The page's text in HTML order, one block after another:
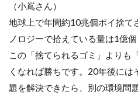
（小嶌さん）
地球上で年間約10兆個ポイ捨て
ノロジーで拾えている量は1億
この「捨てられるゴミ」よりも
くなれば勝ちです。20年後に
題を解決できたら、別の環境問